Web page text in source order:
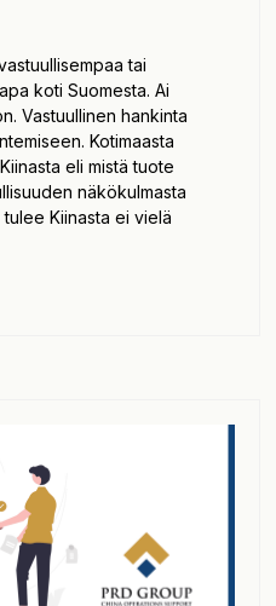
tai
koti Suomesta. Ai
Vastuullinen hankinta
Kotimaasta
eli mistä tuote
näkökulmasta
Kiinasta ei vielä